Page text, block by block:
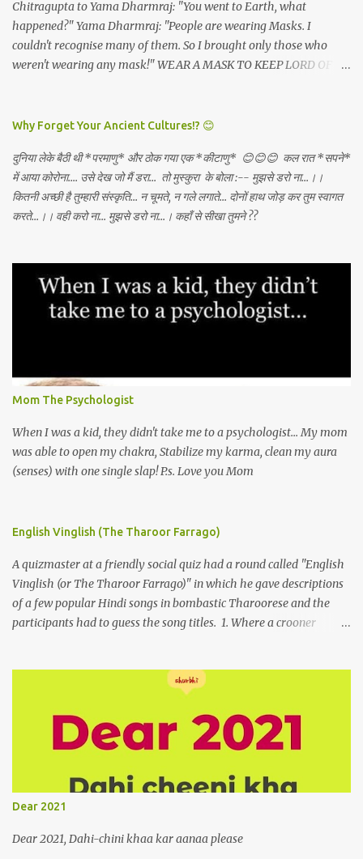
Chitragupta to Yama Dharmraj: "You went to Earth, what
happened?" Yama Dharmraj: "People are wearing Masks. I
couldn't recognise many of them. So I brought only those who
weren't wearing any mask!" WEAR A MASK TO KEEP LORD OF
Why Forget Your Ancient Cultures!? 😊
दुनिया लेके बैठी थी *परमाणु* और ठोक गया एक *कीटाणु* 😊😊😊 कल रात *सपने*
में आया कोरोना.... उसे देख जो मैं डरा... तो मुस्कुरा के बोला :-- मुझसे डरो ना...।।
कितनी अच्छी है तुम्हारी संस्कृति... न चूमते, न गले लगाते... दोनों हाथ जोड़ कर तुम स्वागत
करते...।। वही करो ना... मुझसे डरो ना...। कहाँ से सीखा तुमने ??
Mom The Psychologist
When I was a kid, they didn't take me to a psychologist... My mom
was able to open my chakra, Stabilize my karma, clean my aura
(senses) with one single slap! P.s. Love you Mom
English Vinglish (The Tharoor Farrago)
A quizmaster at a friendly social quiz had a round called "English
Vinglish (or The Tharoor Farrago)" in which he gave descriptions
of a few popular Hindi songs in bombastic Tharoorese and the
participants had to guess the song titles. 1. Where a crooner
arid wilderness 2. An advertiser beckons those suffering from
without trepidation 3. A suitor ruefully claims that a smithereen of
a celestial object that is in fenestral juxtaposition with him
umbra of amorousness on their capitulum experience paradise
beneath their podal extremities, promenading in the shade 5. With
expresses his scant heedfulness for whether he is repeatedly
Dear 2021
Dear 2021, Dahi-chini khaa kar aanaa please